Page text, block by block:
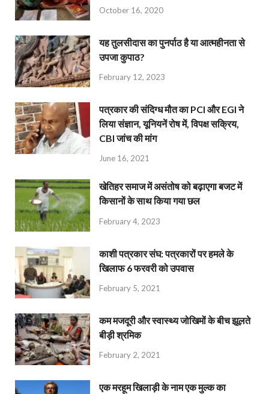
October 16, 2020
यह तुलसीदास का पुनर्पाठ है या आत्महीनता से
उपजा कुपाठ?
February 12, 2023
पत्रकार की संदिग्ध मौत का PCI और EGI ने
लिया संज्ञान, यूनियनें रोष में, विपक्ष सक्रिय,
CBI जांच की मांग
June 16, 2021
खेतिहर समाज में असंतोष को बढ़ाएगा बजट में
किसानों के साथ किया गया छल
February 4, 2023
काशी पत्रकार संघ: पत्रकारों पर हमले के
खिलाफ 6 फरवरी को उपवास
February 5, 2021
कम मजदूरी और स्वास्थ्य जोखिमों के बीच झूलते
बीड़ी श्रमिक
February 2, 2021
एक मरहूम खिलाड़ी के नाम एक मुल्क का